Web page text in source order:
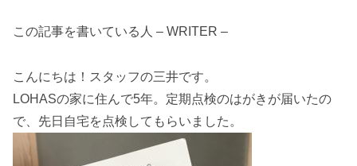
この記事を書いている人 – WRITER –
こんにちは！スタッフの三井です。
LOHASの家に住んで5年。定期点検のはがきが届いたの
で、先日自宅を点検してもらいました。